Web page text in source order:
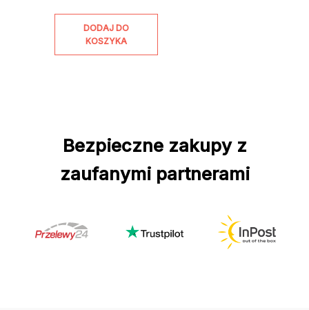
DODAJ DO
KOSZYKA
Bezpieczne zakupy z
zaufanymi partnerami